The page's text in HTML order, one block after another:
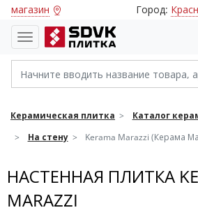
магазин Город:
Керамическая плитка
Каталог
На стену
Kerama Marazzi (Керама
НАСТЕННАЯ ПЛИТКА
MARAZZI